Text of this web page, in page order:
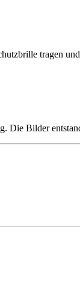
tragen
Die Bilder